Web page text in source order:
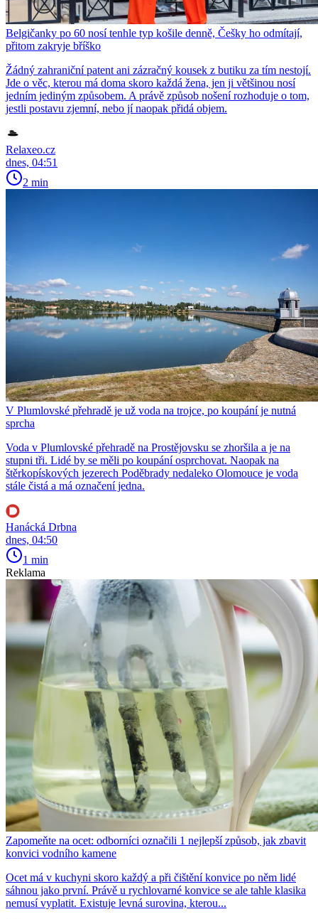
Belgičanky po 60 nosí tenhle typ košile denně, Češky ho odmítají,
přitom zakryje bříško
Žádný zahraniční patent ani zázračný kousek z butiku za tím nestojí.
Jde o věc, kterou má doma skoro každá žena, jen ji většinou nosí
jedním jediným způsobem. A právě způsob nošení rozhoduje o tom,
jestli postavu zjemní, nebo jí naopak přidá objem.
Relaxeo.cz
dnes, 04:51
2 min
V Plumlovské přehradě je už voda na trojce, po koupání je nutná
sprcha
Voda v Plumlovské přehradě na Prostějovsku se zhoršila a je na
stupni tři. Lidé by se měli po koupání osprchovat. Naopak na
štěrkopískových jezerech Poděbrady nedaleko Olomouce je voda
stále čistá a má označení jedna.
Hanácká Drbna
dnes, 04:50
1 min
Reklama
Zapomeňte na ocet: odborníci označili 1 nejlepší způsob, jak zbavit
konvici vodního kamene
Ocet má v kuchyni skoro každý a při čištění konvice po něm lidé
sáhnou jako první. Právě u rychlovarné konvice se ale tahle klasika
nemusí vyplatit. Existuje levná surovina, kterou...